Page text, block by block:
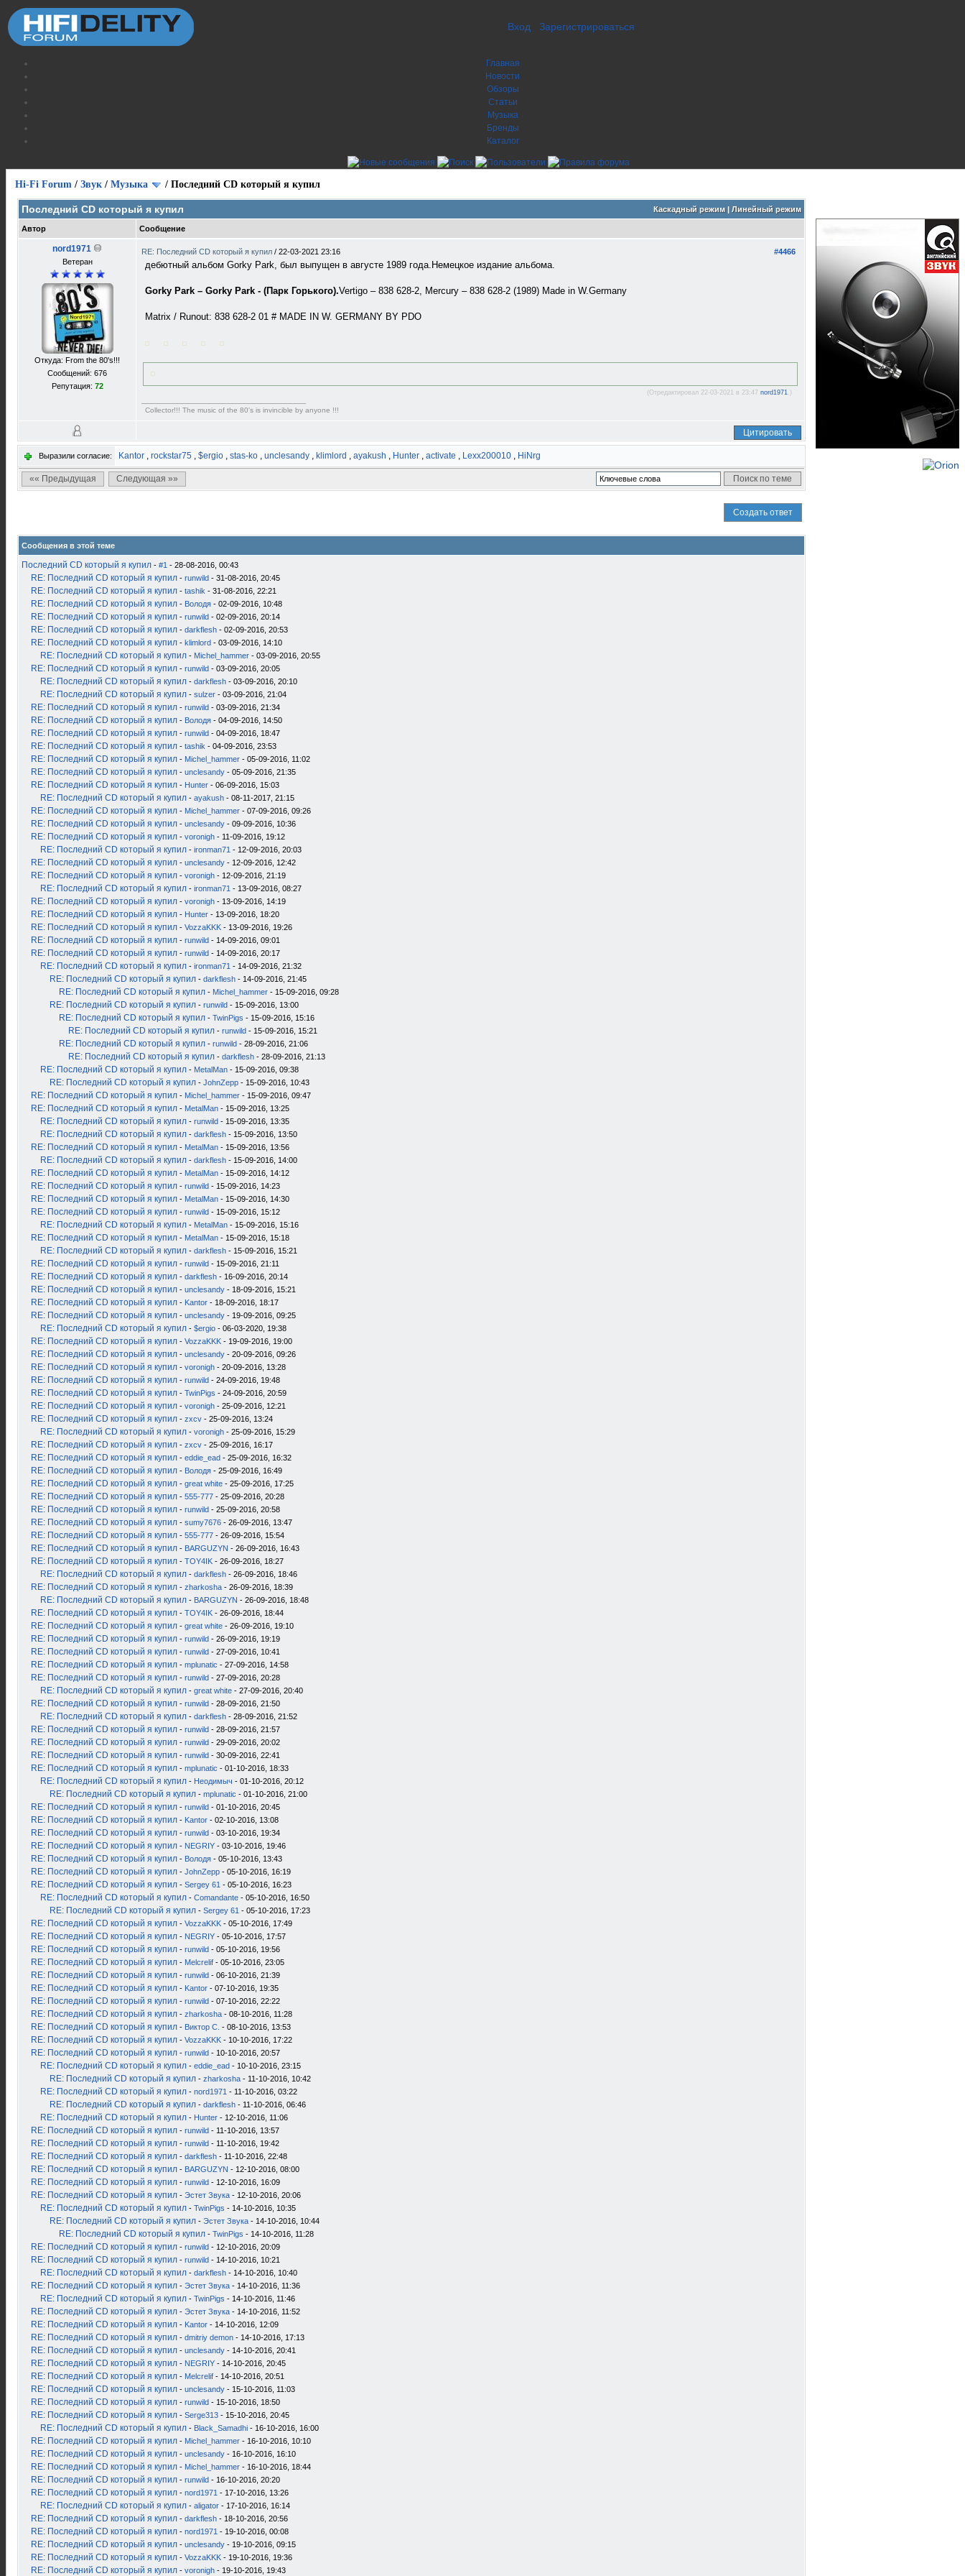
Вход Зарегистрироваться
Главная
Новости
Обзоры
Статьи
Музыка
Бренды
Каталог
Hi-Fi Forum / Звук / Музыка / Последний CD который я купил
Каскадный режим| Линейный режим
Последний CD который я купил
Автор Сообщение
nord1971
Ветеран
Откуда: From the 80's!!!
Сообщений: 676
Репутация: 72
#4466
RE: Последний CD который я купил / 22-03-2021 23:16
дебютный альбом Gorky Park, был выпущен в августе 1989 года.Немецкое издание альбома.
Gorky Park – Gorky Park - (Парк Горького).Vertigo – 838 628-2, Mercury – 838 628-2 (1989) Made in W.Germany
Matrix / Runout: 838 628-2 01 # MADE IN W. GERMANY BY PDO
(Отредактировал 22-03-2021 в 23:47 nord1971 .)
Collector!!! The music of the 80's is invincible by anyone !!!
Цитировать
Выразили согласие: Kantor , rockstar75 , $ergio , stas-ko , unclesandy , klimlord , ayakush , Hunter , activate , Lexx200010 , HiNrg
«« Предыдущая Следующая »»
Создать ответ
Сообщения в этой теме
Последний CD который я купил - #1 - 28-08-2016, 00:43
RE: Последний CD который я купил - runwild - 31-08-2016, 20:45
RE: Последний CD который я купил - tashik - 31-08-2016, 22:21
RE: Последний CD который я купил - Володя - 02-09-2016, 10:48
RE: Последний CD который я купил - runwild - 02-09-2016, 20:14
RE: Последний CD который я купил - darkflesh - 02-09-2016, 20:53
RE: Последний CD который я купил - klimlord - 03-09-2016, 14:10
RE: Последний CD который я купил - Michel_hammer - 03-09-2016, 20:55
RE: Последний CD который я купил - runwild - 03-09-2016, 20:05
RE: Последний CD который я купил - darkflesh - 03-09-2016, 20:10
RE: Последний CD который я купил - sulzer - 03-09-2016, 21:04
RE: Последний CD который я купил - runwild - 03-09-2016, 21:34
RE: Последний CD который я купил - Володя - 04-09-2016, 14:50
RE: Последний CD который я купил - runwild - 04-09-2016, 18:47
RE: Последний CD который я купил - tashik - 04-09-2016, 23:53
RE: Последний CD который я купил - Michel_hammer - 05-09-2016, 11:02
RE: Последний CD который я купил - unclesandy - 05-09-2016, 21:35
RE: Последний CD который я купил - Hunter - 06-09-2016, 15:03
RE: Последний CD который я купил - ayakush - 08-11-2017, 21:15
RE: Последний CD который я купил - Michel_hammer - 07-09-2016, 09:26
RE: Последний CD который я купил - unclesandy - 09-09-2016, 10:36
RE: Последний CD который я купил - voronigh - 11-09-2016, 19:12
RE: Последний CD который я купил - ironman71 - 12-09-2016, 20:03
RE: Последний CD который я купил - unclesandy - 12-09-2016, 12:42
RE: Последний CD который я купил - voronigh - 12-09-2016, 21:19
RE: Последний CD который я купил - ironman71 - 13-09-2016, 08:27
RE: Последний CD который я купил - voronigh - 13-09-2016, 14:19
RE: Последний CD который я купил - Hunter - 13-09-2016, 18:20
RE: Последний CD который я купил - VozzaKKK - 13-09-2016, 19:26
RE: Последний CD который я купил - runwild - 14-09-2016, 09:01
RE: Последний CD который я купил - runwild - 14-09-2016, 20:17
RE: Последний CD который я купил - ironman71 - 14-09-2016, 21:32
RE: Последний CD который я купил - darkflesh - 14-09-2016, 21:45
RE: Последний CD который я купил - Michel_hammer - 15-09-2016, 09:28
RE: Последний CD который я купил - runwild - 15-09-2016, 13:00
RE: Последний CD который я купил - TwinPigs - 15-09-2016, 15:16
RE: Последний CD который я купил - runwild - 15-09-2016, 15:21
RE: Последний CD который я купил - runwild - 28-09-2016, 21:06
RE: Последний CD который я купил - darkflesh - 28-09-2016, 21:13
RE: Последний CD который я купил - MetalMan - 15-09-2016, 09:38
RE: Последний CD который я купил - JohnZepp - 15-09-2016, 10:43
RE: Последний CD который я купил - Michel_hammer - 15-09-2016, 09:47
RE: Последний CD который я купил - MetalMan - 15-09-2016, 13:25
RE: Последний CD который я купил - runwild - 15-09-2016, 13:35
RE: Последний CD который я купил - darkflesh - 15-09-2016, 13:50
RE: Последний CD который я купил - MetalMan - 15-09-2016, 13:56
RE: Последний CD который я купил - darkflesh - 15-09-2016, 14:00
RE: Последний CD который я купил - MetalMan - 15-09-2016, 14:12
RE: Последний CD который я купил - runwild - 15-09-2016, 14:23
RE: Последний CD который я купил - MetalMan - 15-09-2016, 14:30
RE: Последний CD который я купил - runwild - 15-09-2016, 15:12
RE: Последний CD который я купил - MetalMan - 15-09-2016, 15:16
RE: Последний CD который я купил - MetalMan - 15-09-2016, 15:18
RE: Последний CD который я купил - darkflesh - 15-09-2016, 15:21
RE: Последний CD который я купил - runwild - 15-09-2016, 21:11
RE: Последний CD который я купил - darkflesh - 16-09-2016, 20:14
RE: Последний CD который я купил - unclesandy - 18-09-2016, 15:21
RE: Последний CD который я купил - Kantor - 18-09-2016, 18:17
RE: Последний CD который я купил - unclesandy - 19-09-2016, 09:25
RE: Последний CD который я купил - $ergio - 06-03-2020, 19:38
RE: Последний CD который я купил - VozzaKKK - 19-09-2016, 19:00
RE: Последний CD который я купил - unclesandy - 20-09-2016, 09:26
RE: Последний CD который я купил - voronigh - 20-09-2016, 13:28
RE: Последний CD который я купил - runwild - 24-09-2016, 19:48
RE: Последний CD который я купил - TwinPigs - 24-09-2016, 20:59
RE: Последний CD который я купил - voronigh - 25-09-2016, 12:21
RE: Последний CD который я купил - zxcv - 25-09-2016, 13:24
RE: Последний CD который я купил - voronigh - 25-09-2016, 15:29
RE: Последний CD который я купил - zxcv - 25-09-2016, 16:17
RE: Последний CD который я купил - eddie_ead - 25-09-2016, 16:32
RE: Последний CD который я купил - Володя - 25-09-2016, 16:49
RE: Последний CD который я купил - great white - 25-09-2016, 17:25
RE: Последний CD который я купил - 555-777 - 25-09-2016, 20:28
RE: Последний CD который я купил - runwild - 25-09-2016, 20:58
RE: Последний CD который я купил - sumy7676 - 26-09-2016, 13:47
RE: Последний CD который я купил - 555-777 - 26-09-2016, 15:54
RE: Последний CD который я купил - BARGUZYN - 26-09-2016, 16:43
RE: Последний CD который я купил - TOY4IK - 26-09-2016, 18:27
RE: Последний CD который я купил - darkflesh - 26-09-2016, 18:46
RE: Последний CD который я купил - zharkosha - 26-09-2016, 18:39
RE: Последний CD который я купил - BARGUZYN - 26-09-2016, 18:48
RE: Последний CD который я купил - TOY4IK - 26-09-2016, 18:44
RE: Последний CD который я купил - great white - 26-09-2016, 19:10
RE: Последний CD который я купил - runwild - 26-09-2016, 19:19
RE: Последний CD который я купил - runwild - 27-09-2016, 10:41
RE: Последний CD который я купил - mplunatic - 27-09-2016, 14:58
RE: Последний CD который я купил - runwild - 27-09-2016, 20:28
RE: Последний CD который я купил - great white - 27-09-2016, 20:40
RE: Последний CD который я купил - runwild - 28-09-2016, 21:50
RE: Последний CD который я купил - darkflesh - 28-09-2016, 21:52
RE: Последний CD который я купил - runwild - 28-09-2016, 21:57
RE: Последний CD который я купил - runwild - 29-09-2016, 20:02
RE: Последний CD который я купил - runwild - 30-09-2016, 22:41
RE: Последний CD который я купил - mplunatic - 01-10-2016, 18:33
RE: Последний CD который я купил - Неодимыч - 01-10-2016, 20:12
RE: Последний CD который я купил - mplunatic - 01-10-2016, 21:00
RE: Последний CD который я купил - runwild - 01-10-2016, 20:45
RE: Последний CD который я купил - Kantor - 02-10-2016, 13:08
RE: Последний CD который я купил - runwild - 03-10-2016, 19:34
RE: Последний CD который я купил - NEGRIY - 03-10-2016, 19:46
RE: Последний CD который я купил - Володя - 05-10-2016, 13:43
RE: Последний CD который я купил - JohnZepp - 05-10-2016, 16:19
RE: Последний CD который я купил - Sergey 61 - 05-10-2016, 16:23
RE: Последний CD который я купил - Comandante - 05-10-2016, 16:50
RE: Последний CD который я купил - Sergey 61 - 05-10-2016, 17:23
RE: Последний CD который я купил - VozzaKKK - 05-10-2016, 17:49
RE: Последний CD который я купил - NEGRIY - 05-10-2016, 17:57
RE: Последний CD который я купил - runwild - 05-10-2016, 19:56
RE: Последний CD который я купил - Melcrelif - 05-10-2016, 23:05
RE: Последний CD который я купил - runwild - 06-10-2016, 21:39
RE: Последний CD который я купил - Kantor - 07-10-2016, 19:35
RE: Последний CD который я купил - runwild - 07-10-2016, 22:22
RE: Последний CD который я купил - zharkosha - 08-10-2016, 11:28
RE: Последний CD который я купил - Виктор С. - 08-10-2016, 13:53
RE: Последний CD который я купил - VozzaKKK - 10-10-2016, 17:22
RE: Последний CD который я купил - runwild - 10-10-2016, 20:57
RE: Последний CD который я купил - eddie_ead - 10-10-2016, 23:15
RE: Последний CD который я купил - zharkosha - 11-10-2016, 10:42
RE: Последний CD который я купил - nord1971 - 11-10-2016, 03:22
RE: Последний CD который я купил - darkflesh - 11-10-2016, 06:46
RE: Последний CD который я купил - Hunter - 12-10-2016, 11:06
RE: Последний CD который я купил - runwild - 11-10-2016, 13:57
RE: Последний CD который я купил - runwild - 11-10-2016, 19:42
RE: Последний CD который я купил - darkflesh - 11-10-2016, 22:48
RE: Последний CD который я купил - BARGUZYN - 12-10-2016, 08:00
RE: Последний CD который я купил - runwild - 12-10-2016, 16:09
RE: Последний CD который я купил - Эстет Звука - 12-10-2016, 20:06
RE: Последний CD который я купил - TwinPigs - 14-10-2016, 10:35
RE: Последний CD который я купил - Эстет Звука - 14-10-2016, 10:44
RE: Последний CD который я купил - TwinPigs - 14-10-2016, 11:28
RE: Последний CD который я купил - runwild - 12-10-2016, 20:09
RE: Последний CD который я купил - runwild - 14-10-2016, 10:21
RE: Последний CD который я купил - darkflesh - 14-10-2016, 10:40
RE: Последний CD который я купил - Эстет Звука - 14-10-2016, 11:36
RE: Последний CD который я купил - TwinPigs - 14-10-2016, 11:46
RE: Последний CD который я купил - Эстет Звука - 14-10-2016, 11:52
RE: Последний CD который я купил - Kantor - 14-10-2016, 12:09
RE: Последний CD который я купил - dmitriy demon - 14-10-2016, 17:13
RE: Последний CD который я купил - unclesandy - 14-10-2016, 20:41
RE: Последний CD который я купил - NEGRIY - 14-10-2016, 20:45
RE: Последний CD который я купил - Melcrelif - 14-10-2016, 20:51
RE: Последний CD который я купил - unclesandy - 15-10-2016, 11:03
RE: Последний CD который я купил - runwild - 15-10-2016, 18:50
RE: Последний CD который я купил - Serge313 - 15-10-2016, 20:45
RE: Последний CD который я купил - Black_Samadhi - 16-10-2016, 16:00
RE: Последний CD который я купил - Michel_hammer - 16-10-2016, 10:10
RE: Последний CD который я купил - unclesandy - 16-10-2016, 16:10
RE: Последний CD который я купил - Michel_hammer - 16-10-2016, 18:44
RE: Последний CD который я купил - runwild - 16-10-2016, 20:20
RE: Последний CD который я купил - nord1971 - 17-10-2016, 13:26
RE: Последний CD который я купил - aligator - 17-10-2016, 16:14
RE: Последний CD который я купил - darkflesh - 18-10-2016, 20:56
RE: Последний CD который я купил - nord1971 - 19-10-2016, 00:08
RE: Последний CD который я купил - unclesandy - 19-10-2016, 09:15
RE: Последний CD который я купил - VozzaKKK - 19-10-2016, 19:36
RE: Последний CD который я купил - voronigh - 19-10-2016, 19:43